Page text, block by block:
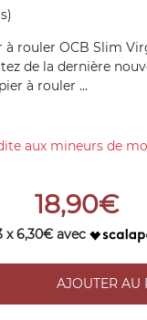
à rouler OCB Slim
de la dernière
à rouler ...
aux mineurs de
18,90€
x 6,30€ avec